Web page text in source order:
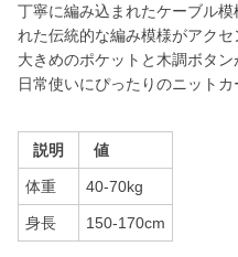
丁寧に編み込まれたケーブル
れた伝統的な編み模様がアクセ
大きめのポケットと木調ボタン
日常使いにぴったりのニットカ
説明 値
体重 40-70kg
身長 150-170cm